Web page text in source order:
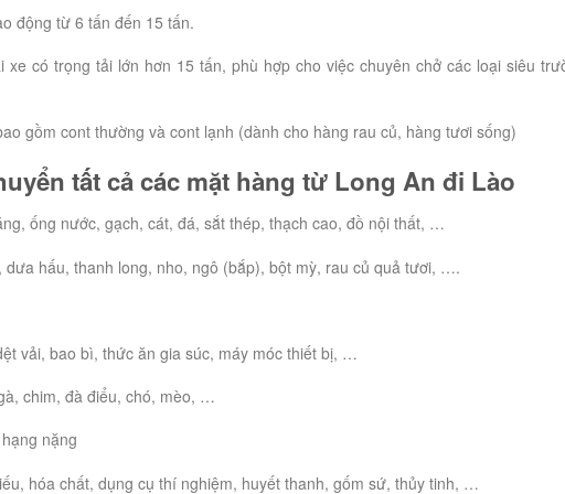
động từ 6 tấn đến 15 tấn.
có trọng tải lớn hơn 15 tấn, phù hợp cho việc chuyên chở các loại siêu
gồm cont thường và cont lạnh (dành cho hàng rau củ, hàng tươi sống)
tất cả các mặt hàng từ Long An đi Lào
ống nước, gạch, cát, đá, sắt thép, thạch cao, đồ nội thất, …
dưa hấu, thanh long, nho, ngô (bắp), bột mỳ, rau củ quả tươi, ….
vải, bao bì, thức ăn gia súc, máy móc thiết bị, …
chim, đà điểu, chó, mèo, …
nặng
hóa chất, dụng cụ thí nghiệm, huyết thanh, gốm sứ, thủy tinh, …